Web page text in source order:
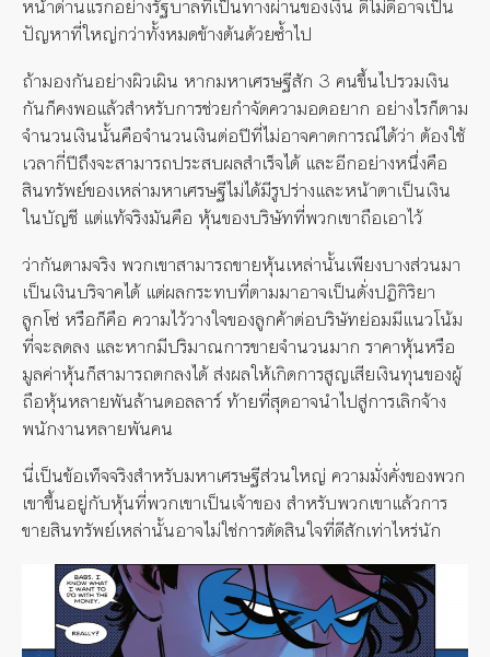
หน้าด่านแรกอย่างรัฐบาลที่เป็นทางผ่านของเงิน ดีไม่ดีอาจเป็น
ปัญหาที่ใหญ่กว่าทั้งหมดข้างต้นด้วยซ้ำไป
ถ้ามองกันอย่างผิวเผิน หากมหาเศรษฐีสัก 3 คนขึ้นไปรวมเงิน
กันก็คงพอแล้วสำหรับการช่วยกำจัดความอดอยาก อย่างไรก็ตาม
จำนวนเงินนั้นคือจำนวนเงินต่อปีที่ไม่อาจคาดการณ์ได้ว่า ต้องใช้
เวลากี่ปีถึงจะสามารถประสบผลสำเร็จได้ และอีกอย่างหนึ่งคือ
สินทรัพย์ของเหล่ามหาเศรษฐีไม่ได้มีรูปร่างและหน้าตาเป็นเงิน
ในบัญชี แต่แท้จริงมันคือ หุ้นของบริษัทที่พวกเขาถือเอาไว้
ว่ากันตามจริง พวกเขาสามารถขายหุ้นเหล่านั้นเพียงบางส่วนมา
เป็นเงินบริจาคได้ แต่ผลกระทบที่ตามมาอาจเป็นดั่งปฏิกิริยา
ลูกโซ่ หรือก็คือ ความไว้วางใจของลูกค้าต่อบริษัทย่อมมีแนวโน้ม
ที่จะลดลง และหากมีปริมาณการขายจำนวนมาก ราคาหุ้นหรือ
มูลค่าหุ้นก็สามารถตกลงได้ ส่งผลให้เกิดการสูญเสียเงินทุนของผู้
ถือหุ้นหลายพันล้านดอลลาร์ ท้ายที่สุดอาจนำไปสู่การเลิกจ้าง
พนักงานหลายพันคน
นี่เป็นข้อเท็จจริงสำหรับมหาเศรษฐีส่วนใหญ่ ความมั่งคั่งของพวก
เขาขึ้นอยู่กับหุ้นที่พวกเขาเป็นเจ้าของ สำหรับพวกเขาแล้วการ
ขายสินทรัพย์เหล่านั้นอาจไม่ใช่การตัดสินใจที่ดีสักเท่าไหร่นัก